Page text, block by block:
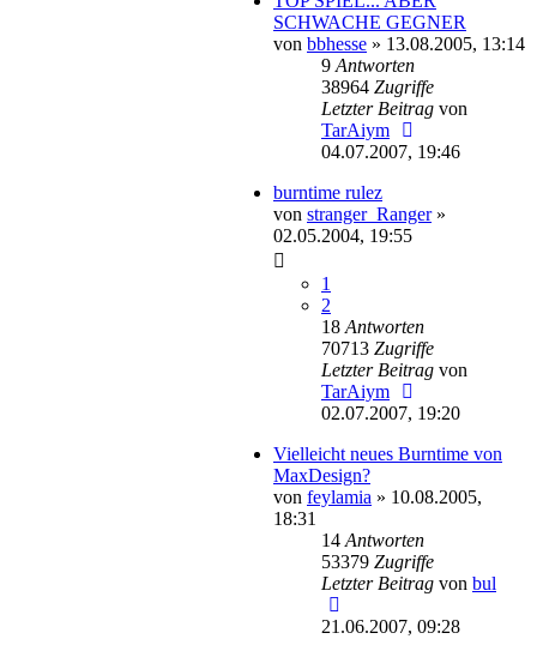
SCHWACHE GEGNER
von bbhesse » 13.08.2005, 13:14
9 Antworten
38964 Zugriffe
Letzter Beitrag von
TarAiym
04.07.2007, 19:46
burntime rulez
von stranger_Ranger»
02.05.2004, 19:55
1
2
18 Antworten
70713 Zugriffe
Letzter Beitrag von
TarAiym
02.07.2007, 19:20
Vielleicht neues Burntime von
MaxDesign?
von feylamia » 10.08.2005,
18:31
14 Antworten
53379 Zugriffe
Letzter Beitrag von bul
21.06.2007, 09:28